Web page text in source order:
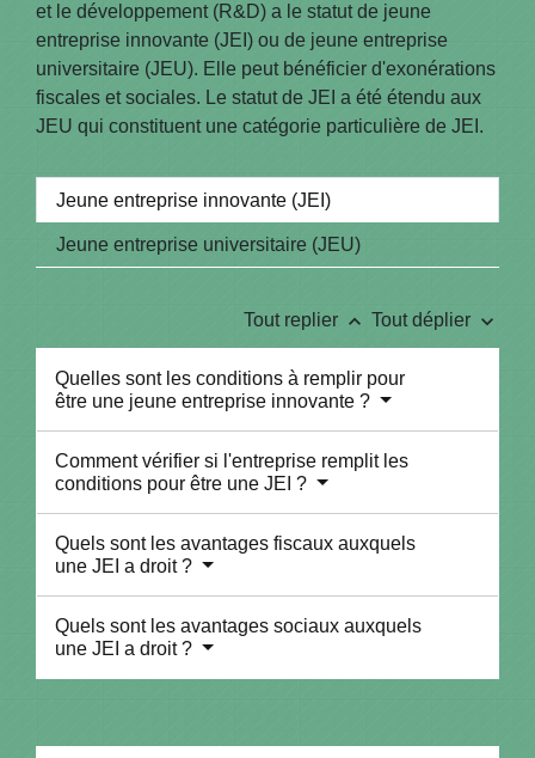
et le développement (R&D) a le statut de jeune
entreprise innovante (JEI) ou de jeune entreprise
universitaire (JEU). Elle peut bénéficier d'exonérations
fiscales et sociales. Le statut de JEI a été étendu aux
JEU qui constituent une catégorie particulière de JEI.
Jeune entreprise innovante (JEI)
Jeune entreprise universitaire (JEU)
Tout replier keyboard_arrow_up Tout déplier keyboard_arrow_down
Quelles sont les conditions à remplir pour
être une jeune entreprise innovante ?
Comment vérifier si l'entreprise remplit les
conditions pour être une JEI ?
Quels sont les avantages fiscaux auxquels
une JEI a droit ?
Quels sont les avantages sociaux auxquels
une JEI a droit ?